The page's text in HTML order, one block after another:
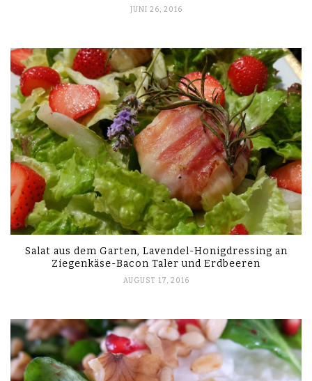
JUNI 26, 2016
Salat aus dem Garten, Lavendel-Honigdressing an
Ziegenkäse-Bacon Taler und Erdbeeren
AUGUST 17, 2016